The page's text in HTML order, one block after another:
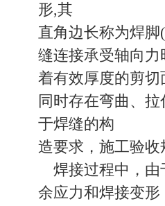
形,其
直角边长称为焊
缝连接承受轴向
着有效厚度的剪
同时存在弯曲、
于焊缝的构
造要求，施工验
焊接过程中，由
余应力和焊接变